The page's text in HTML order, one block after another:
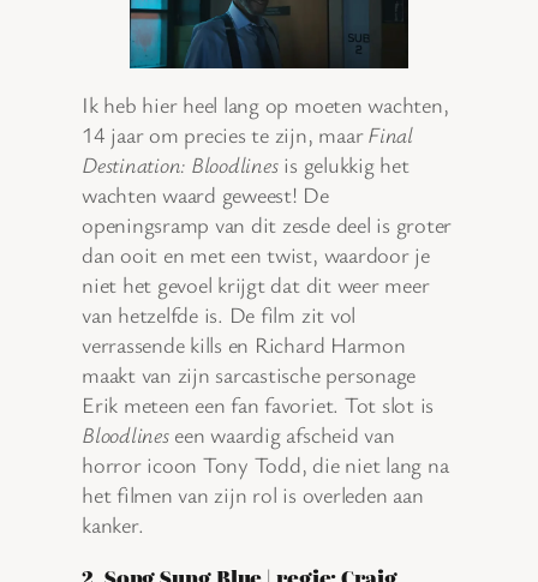
Ik heb hier heel lang op moeten wachten,
14 jaar om precies te zijn, maarFinal
Destination: Bloodlinesis gelukkig het
wachten waard geweest! De
openingsramp van dit zesde deel is groter
dan ooit en met een twist, waardoor je
niet het gevoel krijgt dat dit weer meer
van hetzelfde is. De film zit vol
verrassende kills en Richard Harmon
maakt van zijn sarcastische personage
Erik meteen een fan favoriet. Tot slot is
Bloodlineseen waardig afscheid van
horror icoon Tony Todd, die niet lang na
het filmen van zijn rol is overleden aan
kanker.